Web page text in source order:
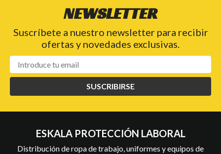
NEWSLETTER
Suscríbete a nuestro newsletter para recibir
ofertas y novedades exclusivas.
SUSCRIBIRSE
ESKALA PROTECCIÓN LABORAL
Distribución de ropa de trabajo, uniformes y equipos de